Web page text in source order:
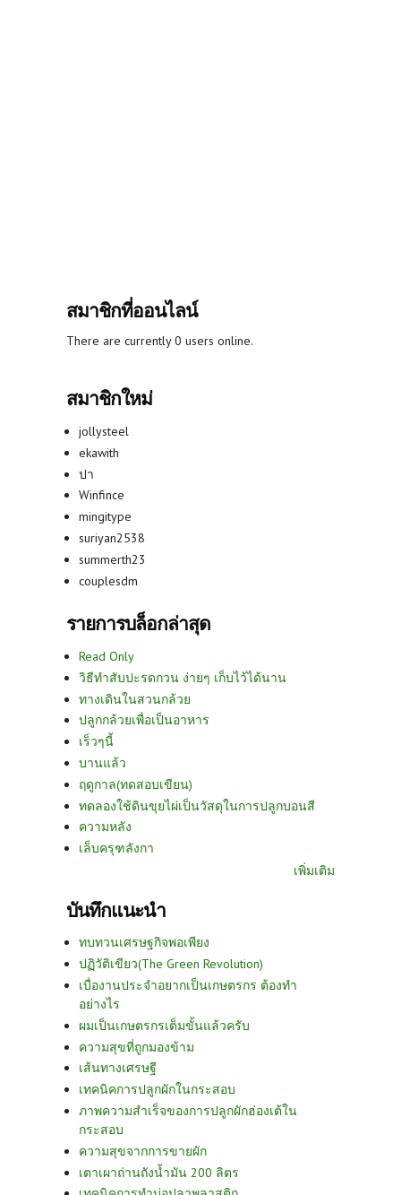
สมาชิกที่ออนไลน์
There are currently 0 users online.
สมาชิกใหม่
jollysteel
ekawith
ปา
Winfince
mingitype
suriyan2538
summerth23
couplesdm
รายการบล็อกล่าสุด
Read Only
วิธีทำสับปะรดกวน ง่ายๆ เก็บไว้ได้นาน
ทางเดินในสวนกล้วย
ปลูกกล้วยเพื่อเป็นอาหาร
เร็วๆนี้
บานแล้ว
ฤดูกาล(ทดสอบเขียน)
ทดลองใช้ดินขุยไผ่เป็นวัสดุในการปลูกบอนสี
ความหลัง
เล็บครุฑลังกา
เพิ่มเติม
บันทึกแนะนำ
ทบทวนเศรษฐกิจพอเพียง
ปฏิวัติเขียว(The Green Revolution)
เบื่องานประจำอยากเป็นเกษตรกร ต้องทำ
อย่างไร
ผมเป็นเกษตรกรเต็มขั้นแล้วครับ
ความสุขที่ถูกมองข้าม
เส้นทางเศรษฐี
เทคนิคการปลูกผักในกระสอบ
ภาพความสำเร็จของการปลูกผักฮ่องเต้ใน
กระสอบ
ความสุขจากการขายผัก
เตาเผาถ่านถังน้ำมัน 200 ลิตร